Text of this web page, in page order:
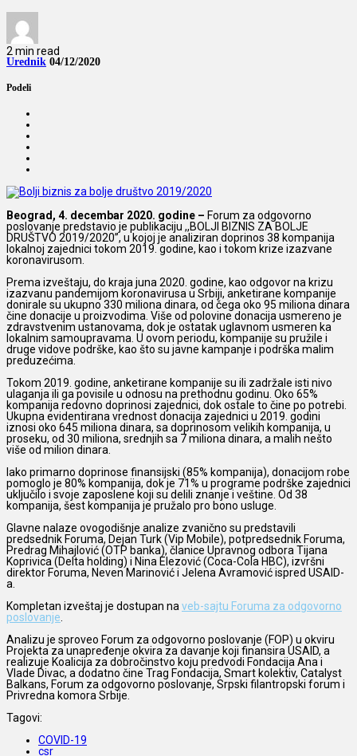
2 min read
Urednik 04/12/2020
Podeli
Beograd, 4. decembar 2020. godine – Forum za odgovorno
poslovanje predstavio je publikaciju ,,BOLJI BIZNIS ZA BOLJE
DRUŠTVO 2019/2020”, u kojoj je analiziran doprinos 38 kompanija
lokalnoj zajednici tokom 2019. godine, kao i tokom krize izazvane
koronavirusom.
Prema izveštaju, do kraja juna 2020. godine, kao odgovor na krizu
izazvanu pandemijom koronavirusa u Srbiji, anketirane kompanije
donirale su ukupno 330 miliona dinara, od čega oko 95 miliona dinara
čine donacije u proizvodima. Više od polovine donacija usmereno je
zdravstvenim ustanovama, dok je ostatak uglavnom usmeren ka
lokalnim samoupravama. U ovom periodu, kompanije su pružile i
druge vidove podrške, kao što su javne kampanje i podrška malim
preduzećima.
Tokom 2019. godine, anketirane kompanije su ili zadržale isti nivo
ulaganja ili ga povisile u odnosu na prethodnu godinu. Oko 65%
kompanija redovno doprinosi zajednici, dok ostale to čine po potrebi.
Ukupna evidentirana vrednost donacija zajednici u 2019. godini
iznosi oko 645 miliona dinara, sa doprinosom velikih kompanija, u
proseku, od 30 miliona, srednjih sa 7 miliona dinara, a malih nešto
više od milion dinara.
Iako primarno doprinose finansijski (85% kompanija), donacijom robe
pomoglo je 80% kompanija, dok je 71% u programe podrške zajednici
uključilo i svoje zaposlene koji su delili znanje i veštine. Od 38
kompanija, šest kompanija je pružalo pro bono usluge.
Glavne nalaze ovogodišnje analize zvanično su predstavili
predsednik Foruma, Dejan Turk (Vip Mobile), potpredsednik Foruma,
Predrag Mihajlović (OTP banka), članice Upravnog odbora Tijana
Koprivica (Delta holding) i Nina Elezović (Coca-Cola HBC), izvršni
direktor Foruma, Neven Marinović i Jelena Avramović ispred USAID-
a.
Kompletan izveštaj je dostupan na veb-sajtu Foruma za odgovorno
poslovanje
Analizu je sproveo Forum za odgovorno poslovanje (FOP) u okviru
Projekta za unapređenje okvira za davanje koji finansira USAID, a
realizuje Koalicija za dobročinstvo koju predvodi Fondacija Ana i
Vlade Divac, a dodatno čine Trag Fondacija, Smart kolektiv, Catalyst
Balkans, Forum za odgovorno poslovanje, Srpski filantropski forum i
Privredna komora Srbije.
Tagovi:
COVID-19
csr